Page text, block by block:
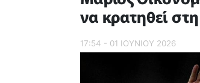
να κρατηθεί
17:54 - 01 ΙΟΥΝΙΟΥ 2026